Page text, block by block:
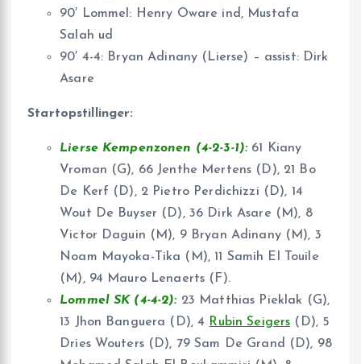
90′ Lommel: Henry Oware ind, Mustafa
Salah ud
90′ 4-4: Bryan Adinany (Lierse) – assist: Dirk
Asare
Startopstillinger:
Lierse Kempenzonen (4-2-3-1): 61 Kiany
Vroman (G), 66 Jenthe Mertens (D), 21 Bo
De Kerf (D), 2 Pietro Perdichizzi (D), 14
Wout De Buyser (D), 36 Dirk Asare (M), 8
Victor Daguin (M), 9 Bryan Adinany (M), 3
Noam Mayoka-Tika (M), 11 Samih El Touile
(M), 94 Mauro Lenaerts (F).
Lommel SK (4-4-2): 23 Matthias Pieklak (G),
13 Jhon Banguera (D), 4 Rubin Seigers (D), 5
Dries Wouters (D), 79 Sam De Grand (D), 98